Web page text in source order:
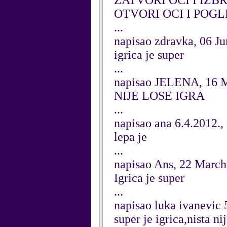
OTVORI OCI I
...
napisao zdravka, 06
igrica je super
...
napisao JELENA, 16
NIJE LOSE IGRA
...
napisao ana
lepa je
...
napisao Ans, 22
Igrica je super
...
napisao luka ivanevic
super je igrica,nista